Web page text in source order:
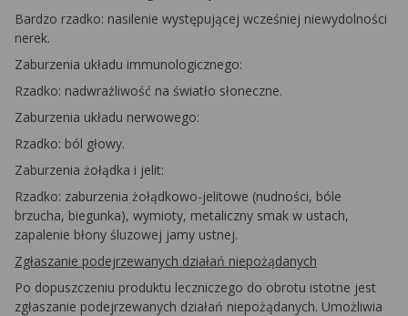
Bardzo rzadko: nasilenie występującej wcześniej niewydolności
nerek.
Zaburzenia układu immunologicznego:
Rzadko: nadwrażliwość na światło słoneczne.
Zaburzenia układu nerwowego:
Rzadko: ból głowy.
Zaburzenia żołądka i jelit:
Rzadko: zaburzenia żołądkowo-jelitowe (nudności, bóle
brzucha, biegunka), wymioty, metaliczny smak w ustach,
zapalenie błony śluzowej jamy ustnej.
Zgłaszanie podejrzewanych działań niepożądanych
Po dopuszczeniu produktu leczniczego do obrotu istotne jest
zgłaszanie podejrzewanych działań niepożądanych. Umożliwia